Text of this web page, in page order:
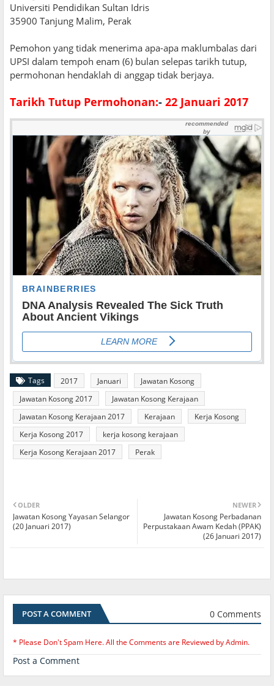
Universiti Pendidikan Sultan Idris
35900 Tanjung Malim, Perak
Pemohon yang tidak menerima apa-apa maklumbalas dari
UPSI dalam tempoh enam (6) bulan selepas tarikh tutup,
permohonan hendaklah di anggap tidak berjaya.
Tarikh Tutup Permohonan:- 22 Januari 2017
Tags 2017 Januari
Jawatan Kosong
Jawatan Kosong 2017
Jawatan Kosong Kerajaan
Jawatan Kosong Kerajaan 2017
Kerajaan
Kerja Kosong
Kerja Kosong 2017
kerja kosong kerajaan
Kerja Kosong Kerajaan 2017
Perak
NEWER
Jawatan Kosong Perbadanan
Perpustakaan Awam Kedah (PPAK)
(26 Januari 2017)
OLDER
Jawatan Kosong Yayasan Selangor
(20 Januari 2017)
POST A COMMENT 0 Comments
* Please Don't Spam Here. All the Comments are Reviewed by Admin.
Post a Comment